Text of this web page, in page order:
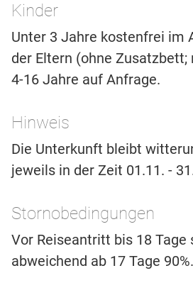
Kinder
Unter 3 Jahre kostenfrei im
der Eltern (ohne
4-16 Jahre auf Anfrage.
Hinweis
Die Unterkunft bleibt
jeweils in der Zeit 01.11. -
Stornobedingungen
Vor Reiseantritt bis 18 Tage
abweichend ab 17 Tage 90%.